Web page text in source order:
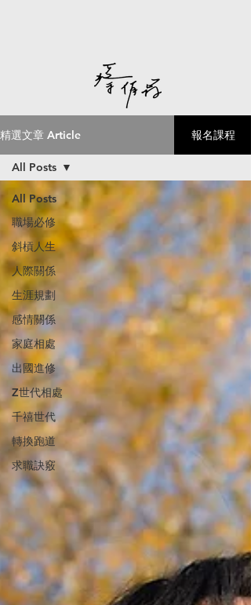
精選文章 Article
All Posts
職場必修
斜槓人生
人際關係
生涯規劃
感情關係
家庭相處
出國進修
Z世代相處
千禧世代
轉換跑道
求職訣竅
All Posts
報名課程